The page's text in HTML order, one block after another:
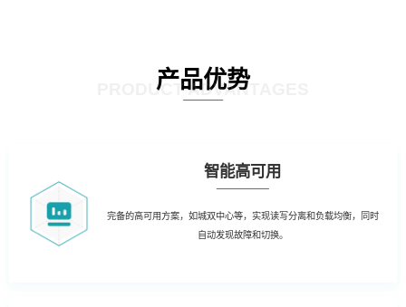
产品优势
PRODUCT ADVANTAGES
智能高可用
完备的高可用方案，如城双中心等，实现读写分离和负载均衡，同时
自动发现故障和切换。